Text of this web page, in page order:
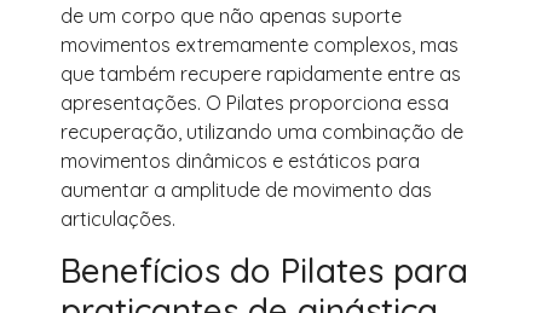
de um corpo que não apenas suporte
movimentos extremamente complexos, mas
que também recupere rapidamente entre as
apresentações. O Pilates proporciona essa
recuperação, utilizando uma combinação de
movimentos dinâmicos e estáticos para
aumentar a amplitude de movimento das
articulações.
Benefícios do Pilates para